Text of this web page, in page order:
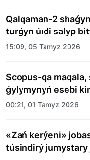
Qalqaman-2
turǵyn úıdi salyp
15:09, 05 Tamyz 2026
Scopus-qa
ǵylymynyń esebi
00:21, 01 Tamyz 2026
«Zań kerýeni»
túsindirý jumystary